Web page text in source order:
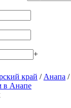
+
край / Анапа /
в Анапе